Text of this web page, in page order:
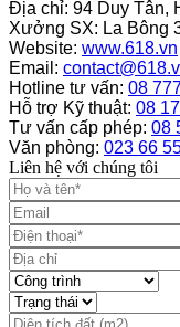
Địa chỉ: 94 Duy Tân,
Xưởng SX: La Bông
Website: www.618.vn
Email:
Hotline tư vấn: 08
Hỗ trợ Kỹ thuật: 08
Tư vấn cấp phép: 08
Văn phòng: 023 66
Liên hệ với chúng tôi